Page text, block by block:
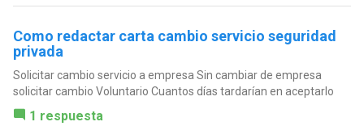
Como redactar carta cambio servicio seguridad
privada
Solicitar cambio servicio a empresa Sin cambiar de empresa
solicitar cambio Voluntario Cuantos días tardarían en aceptarlo
1 respuesta